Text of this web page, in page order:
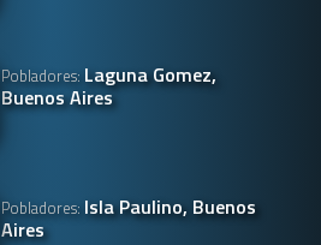
Pobladores: Laguna Gomez,
Buenos Aires
Pobladores: Isla Paulino, Buenos
Aires